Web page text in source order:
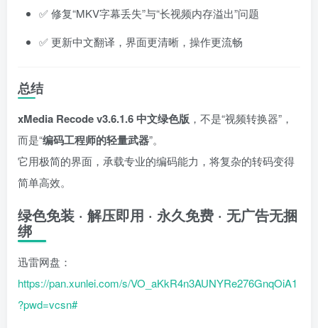
✅ 修复“MKV字幕丢失”与“长视频内存溢出”问题
✅ 更新中文翻译，界面更清晰，操作更流畅
总结
xMedia Recode v3.6.1.6 中文绿色版 ，不是“视频转换器”，
而是“编码工程师的轻量武器”。
它用极简的界面，承载专业的编码能力，将复杂的转码变得
简单高效。
绿色免装 · 解压即用 · 永久免费 · 无广告无捆
绑
迅雷网盘：
https://pan.xunlei.com/s/VO_aKkR4n3AUNYRe276GnqOiA1
?pwd=vcsn#